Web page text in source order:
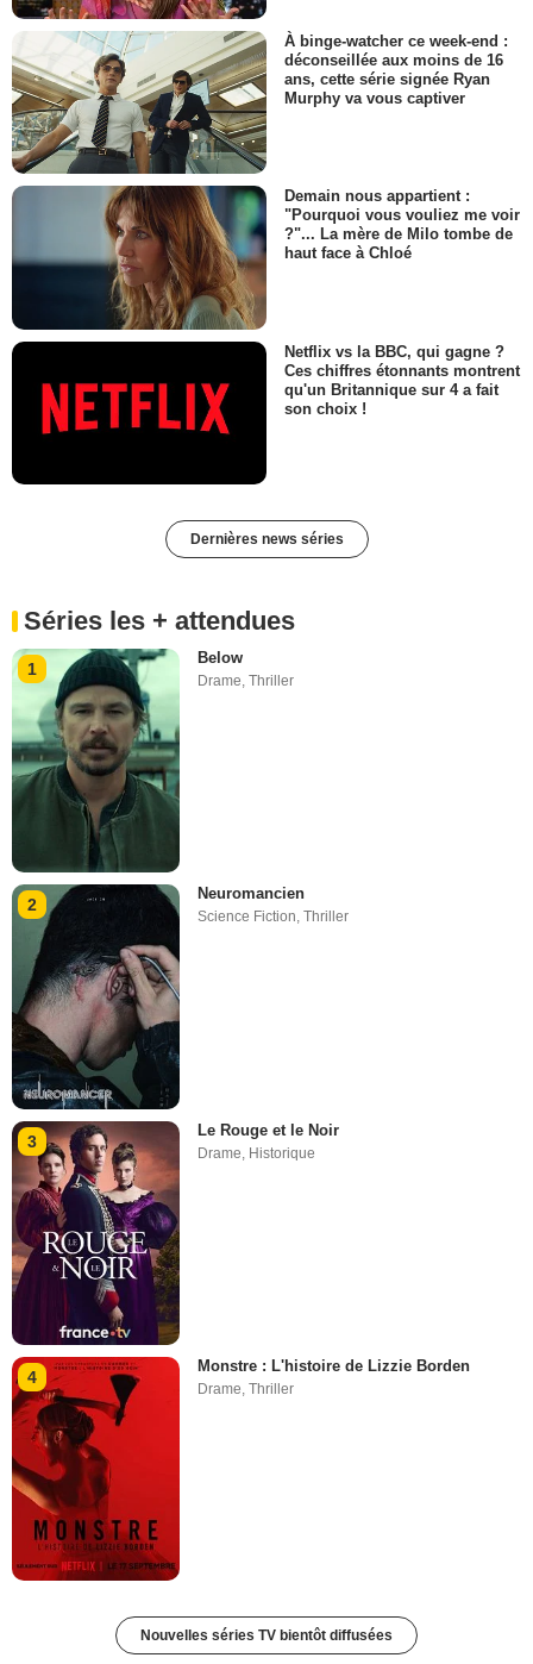
À binge-watcher ce week-end :
déconseillée aux moins de 16
ans, cette série signée Ryan
Murphy va vous captiver
Demain nous appartient :
"Pourquoi vous vouliez me voir
?"... La mère de Milo tombe de
haut face à Chloé
Netflix vs la BBC, qui gagne ?
Ces chiffres étonnants montrent
qu'un Britannique sur 4 a fait
son choix !
Dernières news séries
Séries les + attendues
1
Below
Drame,Thriller
2
Neuromancien
Science Fiction,Thriller
3
Le Rouge et le Noir
Drame Historique
4
Monstre : L'histoire de Lizzie Borden
Drame,Thriller
Nouvelles séries TV bientôt diffusées